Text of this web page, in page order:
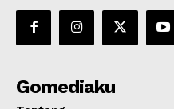
Gomediaku